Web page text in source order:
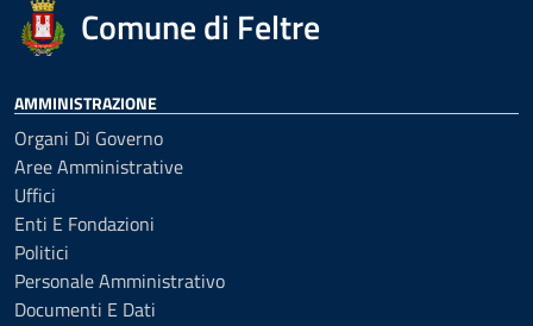
Comune di Feltre
AMMINISTRAZIONE
Organi Di Governo
Aree Amministrative
Uffici
Enti E Fondazioni
Politici
Personale Amministrativo
Documenti E Dati